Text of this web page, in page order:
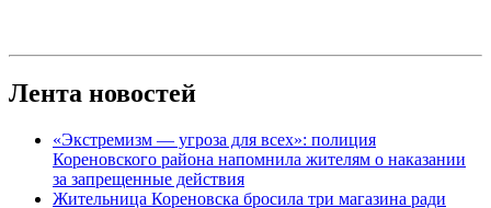
Лента новостей
«Экстремизм — угроза для всех»: полиция
Кореновского района напомнила жителям о наказании
за запрещенные действия
Жительница Кореновска бросила три магазина ради